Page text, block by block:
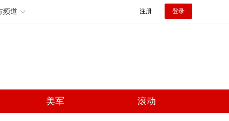
频道 注册 登录
美军 滚动